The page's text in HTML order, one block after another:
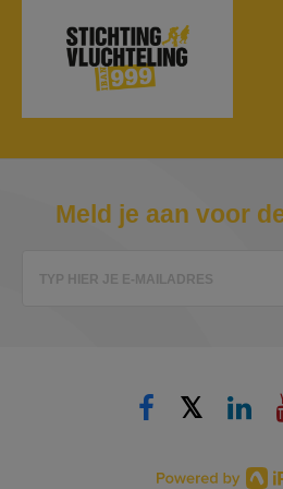
Meld je aan voor
TYP HIER JE E-MAILADRES
𝕏